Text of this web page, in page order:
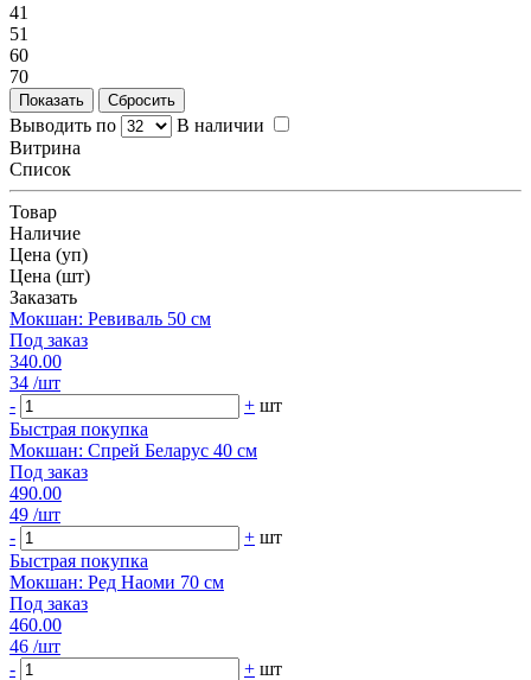
41
51
60
70
Выводить по
В наличии
Витрина
Список
Товар
Наличие
Цена (уп)
Цена (шт)
Заказать
Мокшан: Ревиваль 50 см
Под заказ
340.00
34 /шт
-
+ шт
Быстрая покупка
Мокшан: Спрей Беларус 40 см
Под заказ
490.00
49 /шт
-
+ шт
Быстрая покупка
Мокшан: Ред Наоми 70 см
Под заказ
460.00
46 /шт
-
+ шт